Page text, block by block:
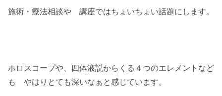
施術・療法相談や 講座ではちょいちょい話題にします。
ホロスコープや、四体液説からくる４つのエレメントなど
も やはりとても深いなぁと感じています。